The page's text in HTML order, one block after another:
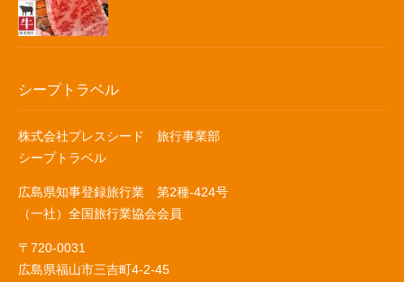
シープトラベル
株式会社プレスシード 旅行事業部
シープトラベル
広島県知事登録旅行業 第2種-424号
（一社）全国旅行業協会会員
〒720-0031
広島県福山市三吉町4-2-45